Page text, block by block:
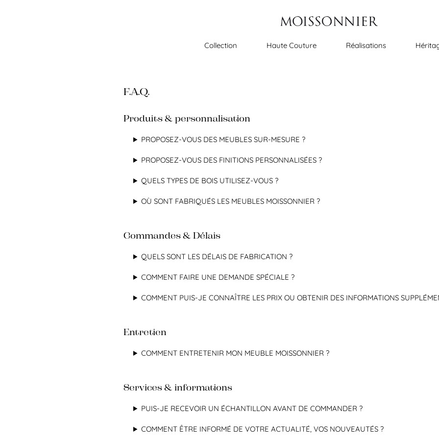
Collection Haute Couture Réalisations
F.A.Q.
Produits & personnalisation
PROPOSEZ-VOUS DES MEUBLES SUR-MESURE ?
PROPOSEZ-VOUS DES FINITIONS PERSONNALISÉES ?
QUELS TYPES DE BOIS UTILISEZ-VOUS ?
OÙ SONT FABRIQUÉS LES MEUBLES MOISSONNIER ?
Commandes & Délais
QUELS SONT LES DÉLAIS DE FABRICATION ?
COMMENT FAIRE UNE DEMANDE SPÉCIALE ?
COMMENT PUIS-JE CONNAÎTRE LES PRIX OU OBTENIR DES INFORMATIONS
Entretien
COMMENT ENTRETENIR MON MEUBLE MOISSONNIER ?
Services & informations
PUIS-JE RECEVOIR UN ÉCHANTILLON AVANT DE COMMANDER ?
COMMENT ÊTRE INFORMÉ DE VOTRE ACTUALITÉ, VOS NOUVEAUTÉS ?